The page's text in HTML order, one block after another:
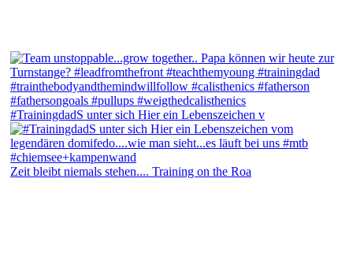
#TrainingdadS unter sich Hier ein Lebenszeichen v
Zeit bleibt niemals stehen.... Training on the Roa